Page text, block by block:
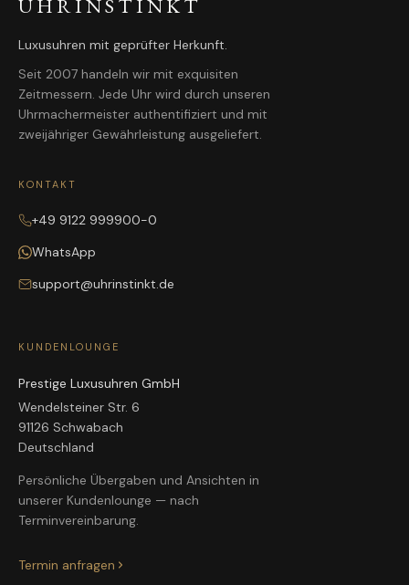
UHRINSTINKT
Luxusuhren mit geprüfter Herkunft.
Seit 2007 handeln wir mit exquisiten
Zeitmessern. Jede Uhr wird durch unseren
Uhrmachermeister authentifiziert und mit
zweijähriger Gewährleistung ausgeliefert.
KONTAKT
+49 9122 999900-0
WhatsApp
support@uhrinstinkt.de
KUNDENLOUNGE
Prestige Luxusuhren GmbH
Wendelsteiner Str. 6
91126 Schwabach
Deutschland
Persönliche Übergaben und Ansichten in
unserer Kundenlounge — nach
Terminvereinbarung.
Termin anfragen